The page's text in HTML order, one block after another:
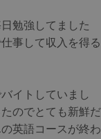
勉強してました
事して収入を得る
イトしていまし
のでとても新鮮だ
英語コースが終わ